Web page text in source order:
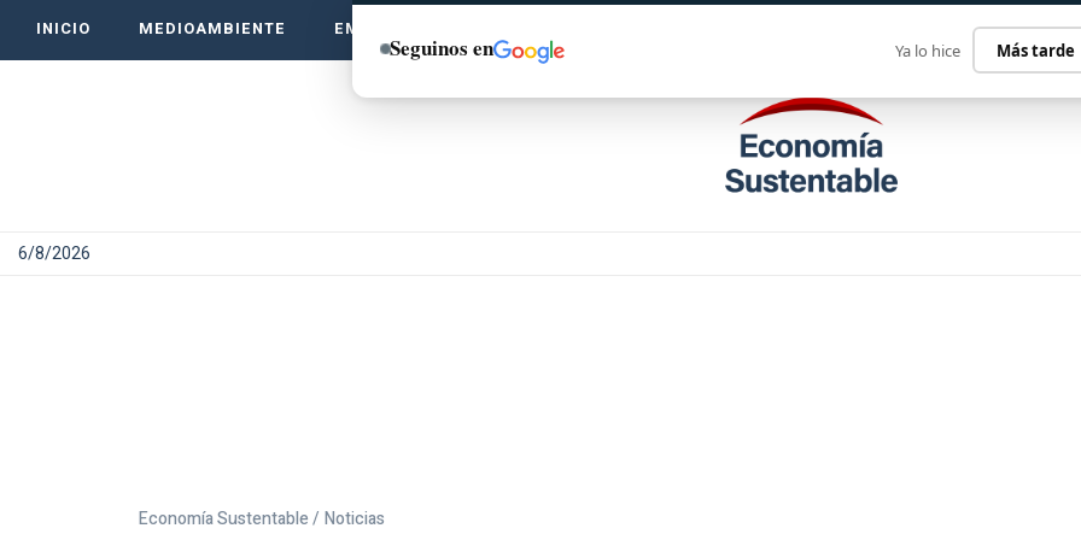
INICIO MEDIOAMBIENTE EMPRENDE VERDE
6/8/2026
Economía Sustentable / Noticias
Seguinos en Ya lo hice Más tarde